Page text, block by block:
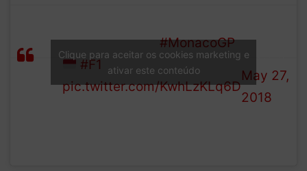
LAP
5/78
Ericsson for P17#MonacoGP
#F1
pic.twitter.com/KwhLzKLq6D
1 (@F1)
May 27,
2018
Clique para aceitar os cookies marketing e
ativar este conteúdo